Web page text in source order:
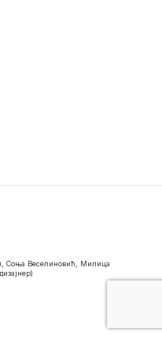
Соња Веселиновић, Милица